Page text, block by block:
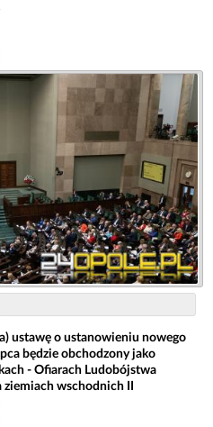
ustawę o ustanowieniu nowego
będzie obchodzony jako
- Ofiarach Ludobójstwa
wschodnich II